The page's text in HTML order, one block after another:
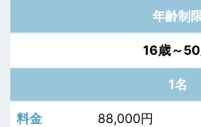
年齢制
16歳～
1名
88,000円